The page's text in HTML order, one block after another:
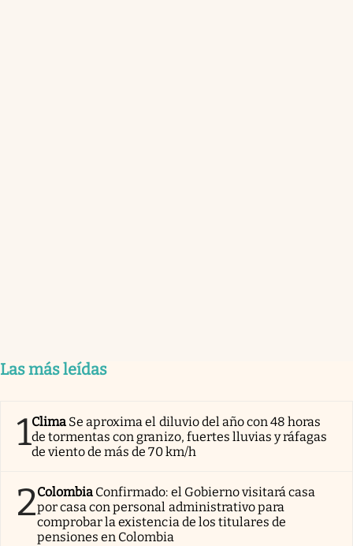
Las más leídas
1Clima Se aproxima el diluvio del año con 48 horas
de tormentas con granizo, fuertes lluvias y ráfagas
de viento de más de 70 km/h
2Colombia Confirmado: el Gobierno visitará casa
por casa con personal administrativo para
comprobar la existencia de los titulares de
pensiones en Colombia